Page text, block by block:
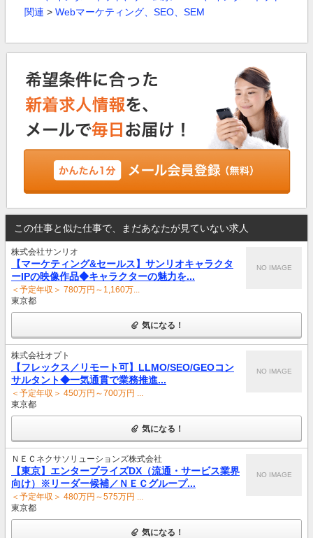
関連 > Webマーケティング、SEO、SEM
この仕事と似た仕事で、まだあなたが見ていない求人
株式会社サンリオ
【マーケティング&セールス】サンリオキャラクタ
ーIPの映像作品◆キャラクターの魅力を...
＜予定年収＞ 780万円～1,160万...
東京都
NO IMAGE
気になる！
株式会社オプト
【フレックス／リモート可】LLMO/SEO/GEOコン
サルタント◆一気通貫で業務推進...
＜予定年収＞ 450万円～700万円 ...
東京都
NO IMAGE
気になる！
ＮＥＣネクサソリューションズ株式会社
【東京】エンタープライズDX（流通・サービス業界
向け）※リーダー候補／ＮＥＣグループ...
＜予定年収＞ 480万円～575万円 ...
東京都
NO IMAGE
気になる！